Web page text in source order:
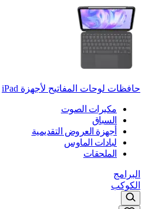
حافظات لوحات المفاتيح لأجهزة ‏iPad
مكبرات الصوت
السباق
أجهزة العروض التقديمية
لبادات الماوس
الملحقات
البرامج
الكوكب